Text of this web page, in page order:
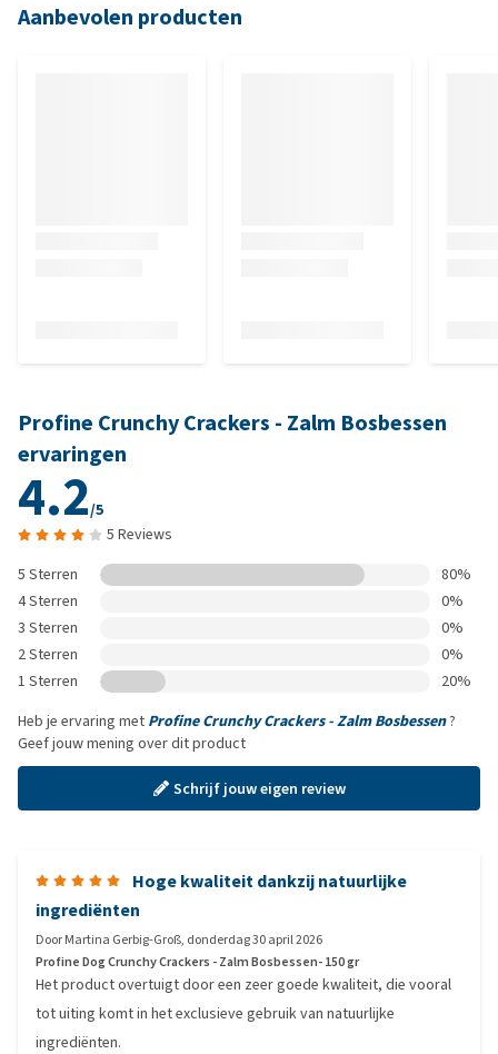
Aanbevolen producten
Profine Crunchy Crackers - Zalm Bosbessen
ervaringen
4.2/5
5 Reviews
5 Sterren
80%
4 Sterren
0%
3 Sterren
0%
2 Sterren
0%
1 Sterren
20%
Heb je ervaring met Profine Crunchy Crackers - Zalm Bosbessen?
Geef jouw mening over dit product
Schrijf jouw eigen review
Hoge kwaliteit dankzij natuurlijke
ingrediënten
DoorMartina Gerbig-Groß, donderdag 30 april 2026
Profine Dog Crunchy Crackers - Zalm Bosbessen- 150 gr
Het product overtuigt door een zeer goede kwaliteit, die vooral
tot uiting komt in het exclusieve gebruik van natuurlijke
ingrediënten.